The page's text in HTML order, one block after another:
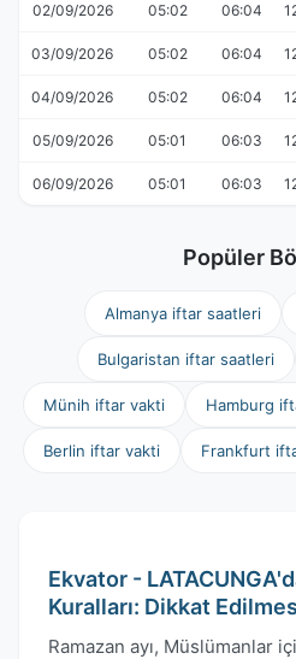
02/09/2026 05:02 06:04
03/09/2026 05:02 06:04
04/09/2026 05:02 06:04
05/09/2026 05:01 06:03
06/09/2026 05:01 06:03
Popüler
Almanya iftar saatleri
Bulgaristan iftar saatleri
Münih iftar vakti Hamburg
Berlin iftar vakti Frankfurt
Ekvator -
Kuralları: Dikkat
Ramazan ayı, Müslümanlar